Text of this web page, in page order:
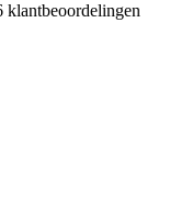
klantbeoordelingen